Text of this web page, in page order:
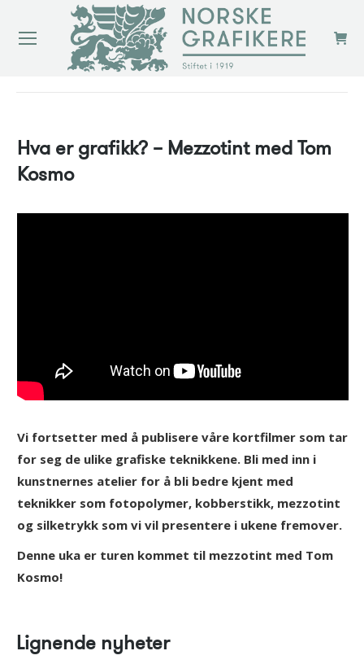
Hva er grafikk? – Mezzotint med Tom
Kosmo
Vi fortsetter med å publisere våre kortfilmer som tar
for seg de ulike grafiske teknikkene. Bli med inn i
kunstnernes atelier for å bli bedre kjent med
teknikker som fotopolymer, kobberstikk, mezzotint
og silketrykk som vi vil presentere i ukene fremover.
Denne uka er turen kommet til mezzotint med Tom
Kosmo!
Lignende nyheter